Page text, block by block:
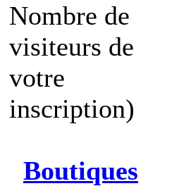
Nombre de
visiteurs de
votre
inscription)
Boutiques